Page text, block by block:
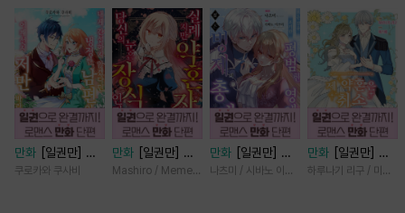
만화
[일권만] 내
게 간섭하지 않겠
쿠로카와 쿠사비
만화
[일권만] 실
례지만 약혼자님,
Mashiro / Memeko
만화
[일권만] 모
든 것을 포기한 평
나츠미 / 시바노 이즈미
만화
[일권만] 제
약혼은 취소되었습
하루나기 리구 / 미즈메